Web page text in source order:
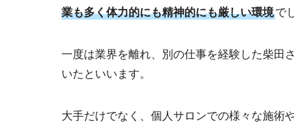
業も多く体力的にも精神的にも厳しい環境で
一度は業界を離れ、別の仕事を経験した柴田
いたといいます。
大手だけでなく、個人サロンでの様々な施術